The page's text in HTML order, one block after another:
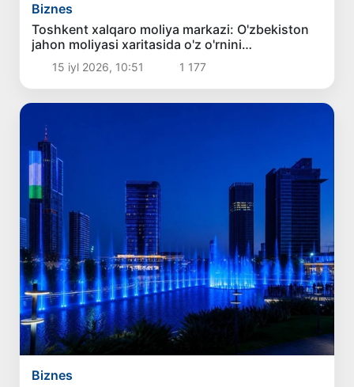
Biznes
Toshkent xalqaro moliya markazi: O'zbekiston
jahon moliyasi xaritasida o'z o'rnini
egallamoqda
15 iyl 2026, 10:51 1 177
Biznes